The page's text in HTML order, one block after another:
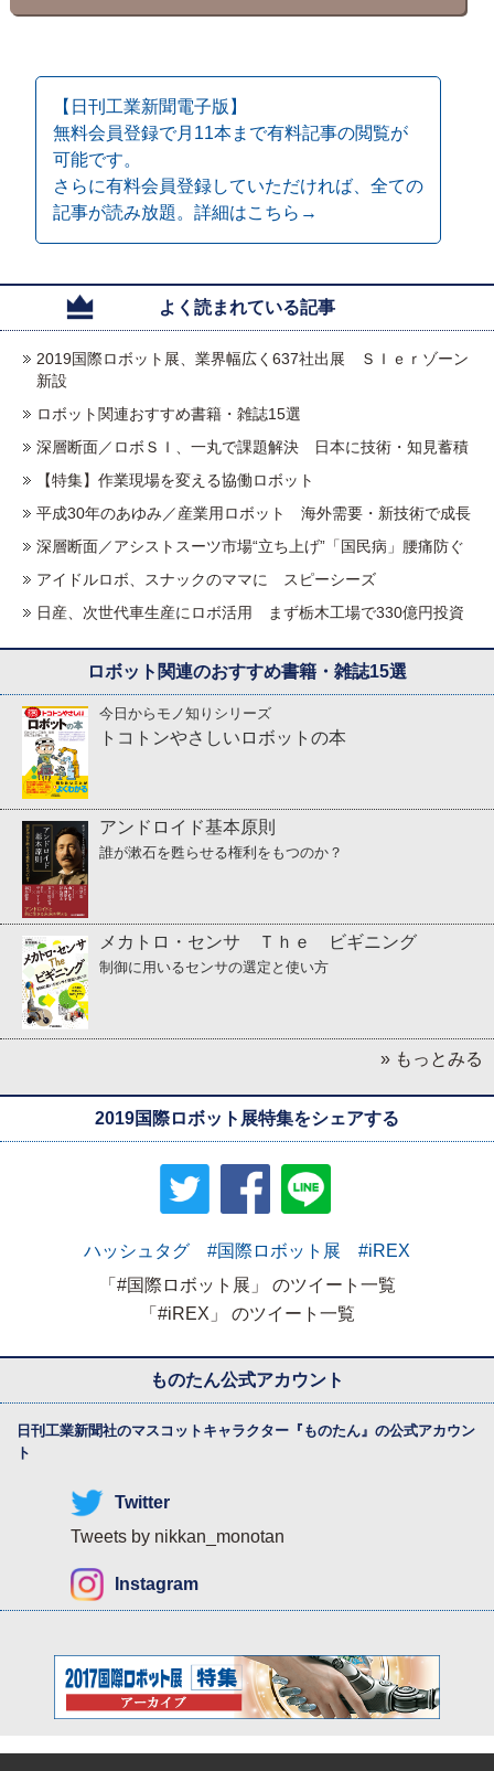
【日刊工業新聞電子版】
無料会員登録で月11本まで有料記事の閲覧が
可能です。
さらに有料会員登録していただければ、全ての
記事が読み放題。詳細はこちら→
よく読まれている記事
2019国際ロボット展、業界幅広く637社出展 ＳＩｅｒゾーン
新設
ロボット関連おすすめ書籍・雑誌15選
深層断面／ロボＳＩ、一丸で課題解決 日本に技術・知見蓄積
【特集】作業現場を変える協働ロボット
平成30年のあゆみ／産業用ロボット 海外需要・新技術で成長
深層断面／アシストスーツ市場“立ち上げ”「国民病」腰痛防ぐ
アイドルロボ、スナックのママに スピーシーズ
日産、次世代車生産にロボ活用 まず栃木工場で330億円投資
ロボット関連のおすすめ書籍・雑誌15選
今日からモノ知りシリーズ
トコトンやさしいロボットの本
アンドロイド基本原則
誰が漱石を甦らせる権利をもつのか？
メカトロ・センサ Ｔｈｅ ビギニング
制御に用いるセンサの選定と使い方
» もっとみる
2019国際ロボット展特集をシェアする
ハッシュタグ #国際ロボット展 #iREX
「#国際ロボット展」 のツイート一覧
「#iREX」 のツイート一覧
ものたん公式アカウント
日刊工業新聞社のマスコットキャラクター『 ものたん 』の公式アカウン
ト
Twitter
Tweets by nikkan_monotan
Instagram